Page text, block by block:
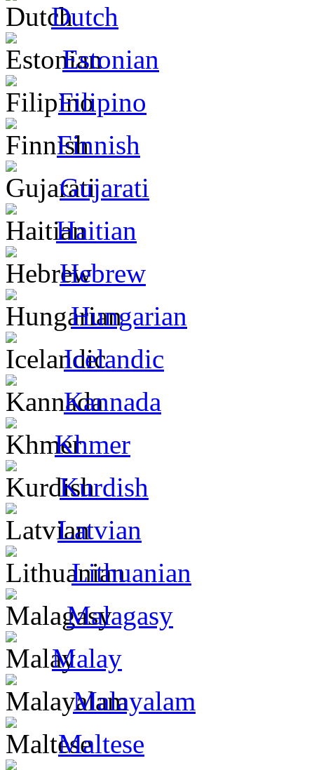
Dutch
Estonian
Filipino
Finnish
Gujarati
Haitian
Hebrew
Hungarian
Icelandic
Kannada
Khmer
Kurdish
Latvian
Lithuanian
Malagasy
Malay
Malayalam
Maltese